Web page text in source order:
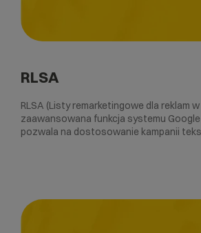
RLSA
RLSA (Listy remarketingowe dla reklam
zaawansowana funkcja systemu
pozwala na dostosowanie kampanii